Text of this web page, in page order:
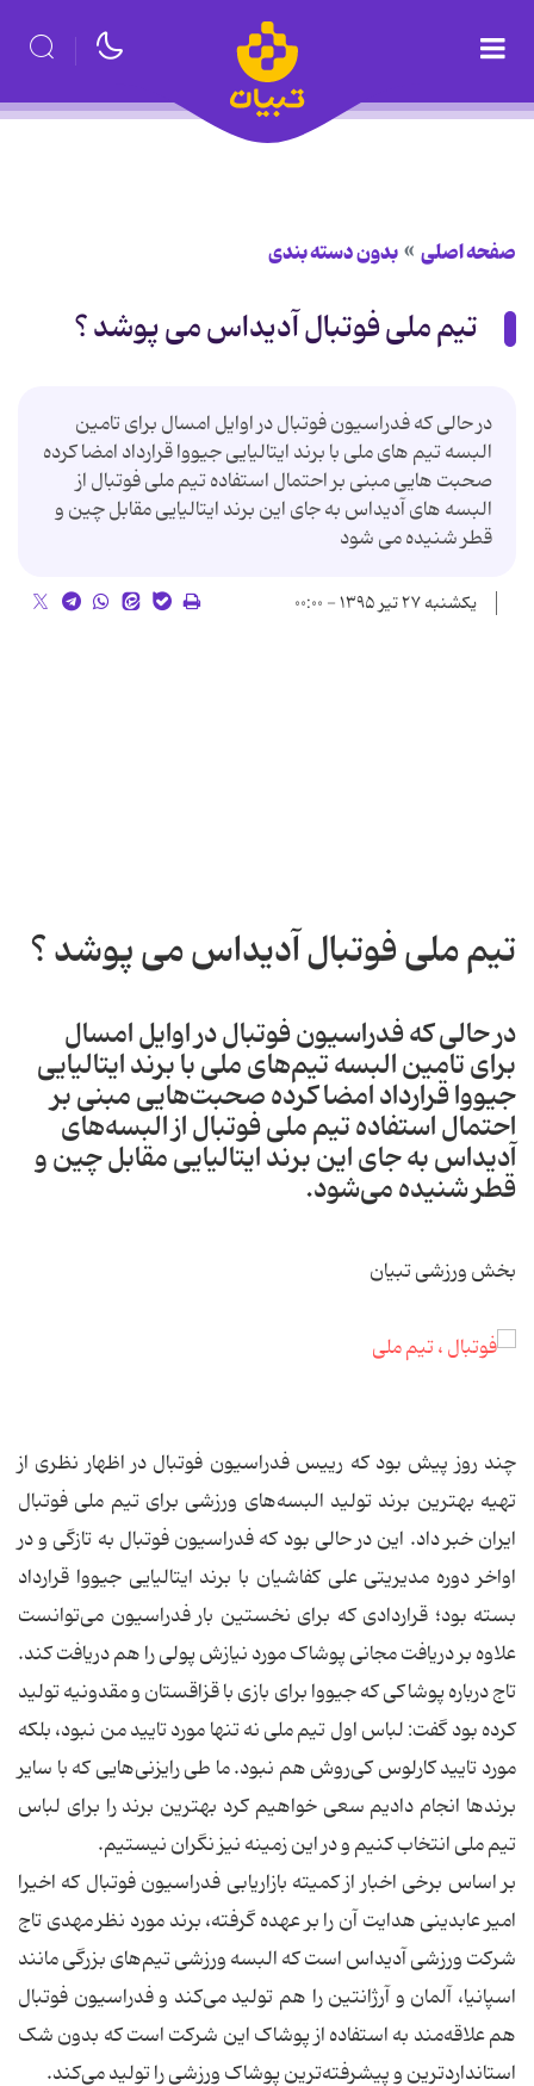
صفحه اصلی بدون دسته بندی
تیم ملی فوتبال آدیداس می پوشد ؟
در حالی که فدراسیون فوتبال در اوایل امسال برای تامین
البسه تیم های ملی با برند ایتالیایی جیووا قرارداد امضا کرده
صحبت هایی مبنی بر احتمال استفاده تیم ملی فوتبال از
البسه های آدیداس به جای این برند ایتالیایی مقابل چین و
قطر شنیده می شود
یکشنبه ۲۷ تیر ۱۳۹۵ - ۰۰:۰۰
تیم ملی فوتبال آدیداس می پوشد ؟
در حالی که فدراسیون فوتبال در اوایل امسال
برای تامین البسه تیم‌های ملی با برند ایتالیایی
جیووا قرارداد امضا کرده صحبت‌هایی مبنی بر
احتمال استفاده تیم ملی فوتبال از البسه‌های
آدیداس به جای این برند ایتالیایی مقابل چین و
قطر شنیده می‌شود.
بخش ورزشی تبیان
چند روز پیش بود که رییس فدراسیون فوتبال در اظهار نظری از
تهیه بهترین برند تولید البسه‌های ورزشی برای تیم ملی فوتبال
ایران خبر داد. این در حالی بود که فدراسیون فوتبال به تازگی و در
اواخر دوره مدیریتی علی کفاشیان با برند ایتالیایی جیووا قرارداد
بسته بود؛ قراردادی که برای نخستین بار فدراسیون می‌توانست
علاوه بر دریافت مجانی پوشاک مورد نیازش پولی را هم دریافت کند.
تاج درباره پوشاکی که جیووا برای بازی با قزاقستان و مقدونیه تولید
کرده بود گفت: لباس اول تیم ‌ملی نه تنها مورد تایید من نبود،‌ بلکه
مورد تایید کارلوس کی‌روش هم نبود. ما طی رایزنی‌هایی که با سایر
برندها انجام دادیم سعی خواهیم کرد بهترین برند را برای لباس
تیم ‌ملی انتخاب کنیم و در این زمینه نیز نگران نیستیم.
بر اساس برخی اخبار از کمیته بازاریابی فدراسیون فوتبال که اخیرا
امیر عابدینی هدایت آن را بر عهده گرفته، برند مورد نظر مهدی تاج
شرکت ورزشی آدیداس است که البسه ورزشی تیم‌های بزرگی مانند
اسپانیا، آلمان و آرژانتین را هم تولید می‌کند و فدراسیون فوتبال
هم علاقه‌مند به استفاده از پوشاک این شرکت است که بدون شک
استانداردترین و پیشرفته‌ترین پوشاک ورزشی را تولید می‌کند.